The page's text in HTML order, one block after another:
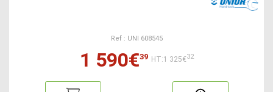
Ref : UNI 608545
1 590€39 HT:1 325€32